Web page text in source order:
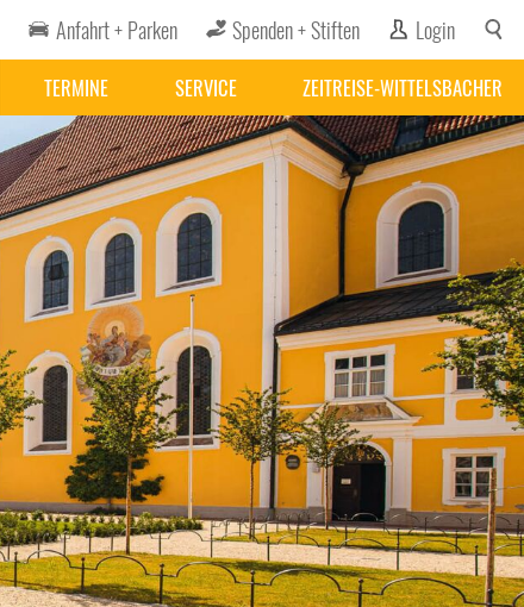
Anfahrt + Parken Spenden + Stiften Login
TERMINE SERVICE ZEITREISE-WITTELSBACHER